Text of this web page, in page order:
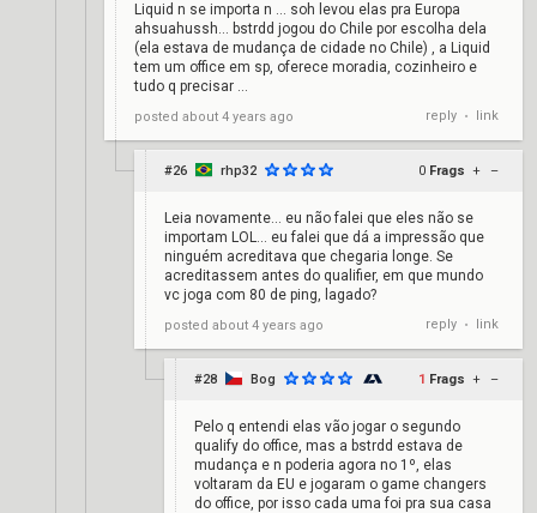
Liquid n se importa n … soh levou elas pra Europa
ahsuahussh… bstrdd jogou do Chile por escolha dela
(ela estava de mudança de cidade no Chile) , a Liquid
tem um office em sp, oferece moradia, cozinheiro e
tudo q precisar …
posted about 4 years ago reply • link
#26 rhp32 0 Frags + –
Leia novamente... eu não falei que eles não se
importam LOL... eu falei que dá a impressão que
ninguém acreditava que chegaria longe. Se
acreditassem antes do qualifier, em que mundo
vc joga com 80 de ping, lagado?
posted about 4 years ago reply • link
#28 Bog 1 Frags + –
Pelo q entendi elas vão jogar o segundo
qualify do office, mas a bstrdd estava de
mudança e n poderia agora no 1º, elas
voltaram da EU e jogaram o game changers
do office, por isso cada uma foi pra sua casa